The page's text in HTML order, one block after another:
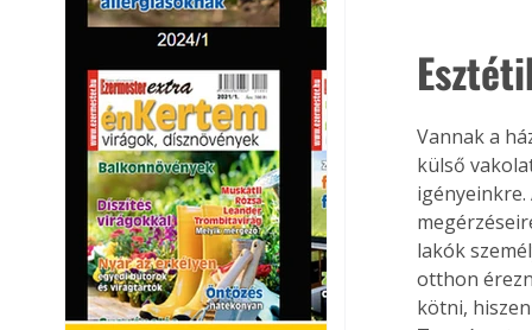
Vannak a
külső
igényeinkre.
lakók
otthon
kötni,